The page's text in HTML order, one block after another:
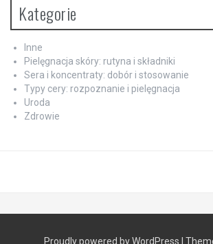
Kategorie
Inne
Pielęgnacja skóry: rutyna i składniki
Sera i koncentraty: dobór i stosowanie
Typy cery: rozpoznanie i pielęgnacja
Uroda
Zdrowie
Proudly powered by WordPress